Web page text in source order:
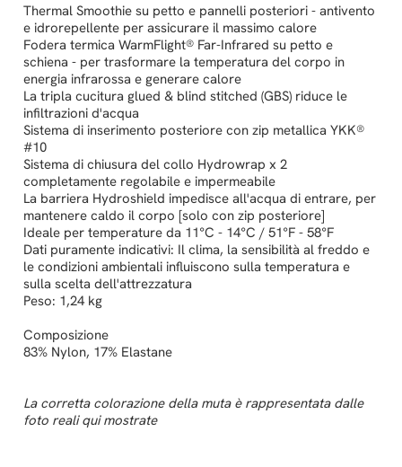
Thermal Smoothie su petto e pannelli posteriori - antivento
e idrorepellente per assicurare il massimo calore
Fodera termica WarmFlight® Far-Infrared su petto e
schiena - per trasformare la temperatura del corpo in
energia infrarossa e generare calore
La tripla cucitura glued & blind stitched (GBS) riduce le
infiltrazioni d'acqua
Sistema di inserimento posteriore con zip metallica YKK®
#10
Sistema di chiusura del collo Hydrowrap x 2
completamente regolabile e impermeabile
La barriera Hydroshield impedisce all'acqua di entrare, per
mantenere caldo il corpo [solo con zip posteriore]
Ideale per temperature da 11°C - 14°C / 51°F - 58°F
Dati puramente indicativi: Il clima, la sensibilità al freddo e
le condizioni ambientali influiscono sulla temperatura e
sulla scelta dell'attrezzatura
Peso: 1,24 kg
Composizione
83% Nylon, 17% Elastane
La corretta colorazione della muta è rappresentata dalle
foto reali qui mostrate